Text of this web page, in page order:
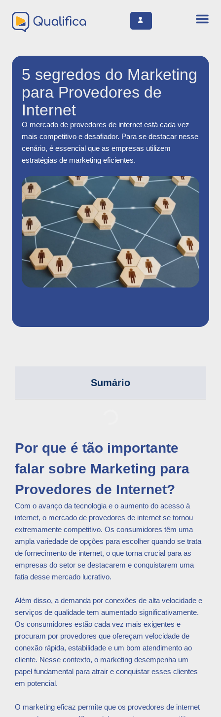
5 segredos do Marketing
para Provedores de
Internet
O mercado de provedores de internet está cada vez
mais competitivo e desafiador. Para se destacar nesse
cenário, é essencial que as empresas utilizem
estratégias de marketing eficientes.
Por que é tão importante
falar sobre Marketing para
Provedores de Internet?
Com o avanço da tecnologia e o aumento do acesso à
internet, o mercado de provedores de internet se tornou
extremamente competitivo. Os consumidores têm uma
ampla variedade de opções para escolher quando se trata
de fornecimento de internet, o que torna crucial para as
empresas do setor se destacarem e conquistarem uma
fatia desse mercado lucrativo.
Além disso, a demanda por conexões de alta velocidade e
serviços de qualidade tem aumentado significativamente.
Os consumidores estão cada vez mais exigentes e
procuram por provedores que ofereçam velocidade de
conexão rápida, estabilidade e um bom atendimento ao
cliente. Nesse contexto, o marketing desempenha um
papel fundamental para atrair e conquistar esses clientes
em potencial.
O marketing eficaz permite que os provedores de internet
Sumário